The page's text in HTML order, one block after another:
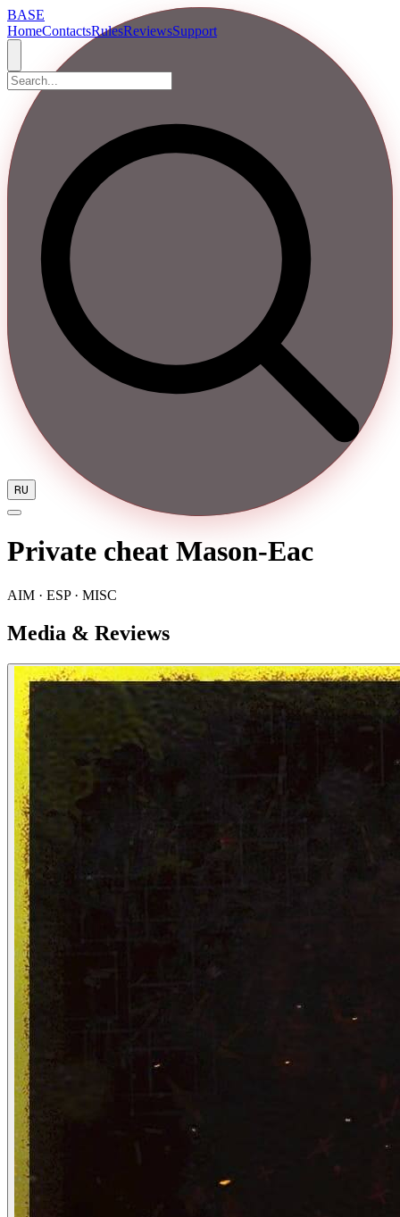
BASE
HomeContactsRulesReviewsSupport
RU
Private cheat Mason-Eac
AIM · ESP · MISC
Media & Reviews